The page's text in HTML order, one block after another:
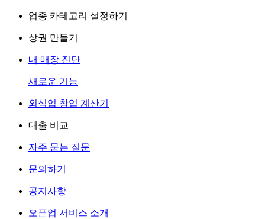
업종 카테고리 설정하기
상권 만들기
내 매장 진단
새로운 기능
외식업 창업 계산기
대출 비교
자주 묻는 질문
문의하기
공지사항
오픈업 서비스 소개